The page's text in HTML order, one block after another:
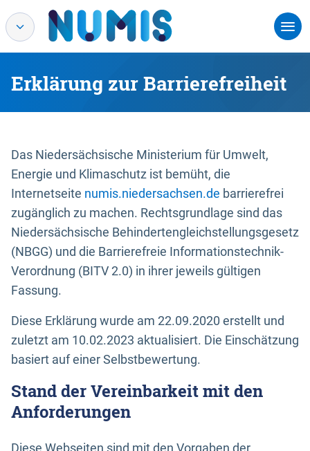
Erklärung zur Barrierefreiheit
Das Niedersächsische Ministerium für Umwelt,
Energie und Klimaschutz ist bemüht, die
Internetseite numis.niedersachsen.de barrierefrei
zugänglich zu machen. Rechtsgrundlage sind das
Niedersächsische Behindertengleichstellungsgesetz
(NBGG) und die Barrierefreie Informationstechnik-
Verordnung (BITV 2.0) in ihrer jeweils gültigen
Fassung.
Diese Erklärung wurde am 22.09.2020 erstellt und
zuletzt am 10.02.2023 aktualisiert. Die Einschätzung
basiert auf einer Selbstbewertung.
Stand der Vereinbarkeit mit den
Anforderungen
Diese Webseiten sind mit den Vorgaben der